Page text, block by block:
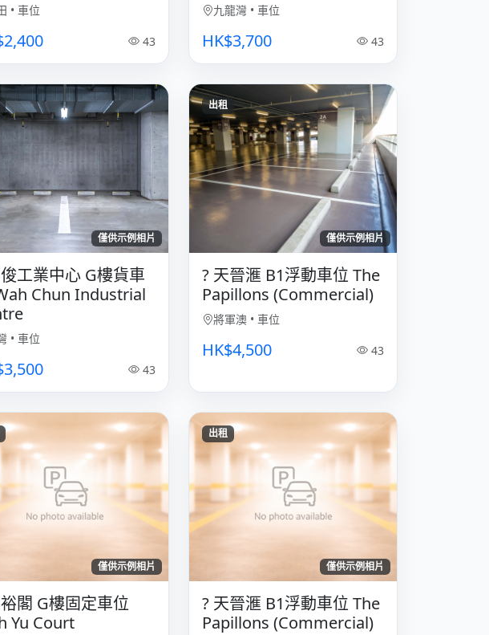
• 車位
43
九龍灣 • 車位
HK$3,700 43
僅供示例相片
工業中心 G樓貨車
Chun Industrial
• 車位
43
僅供示例相片
出租
?️ 天晉滙 B1浮動車位 The
Papillons (Commercial)
將軍澳 • 車位
HK$4,500 43
僅供示例相片
閣 G樓固定車位
Yu Court
僅供示例相片
出租
? 天晉滙 B1浮動車位 The
Papillons (Commercial)